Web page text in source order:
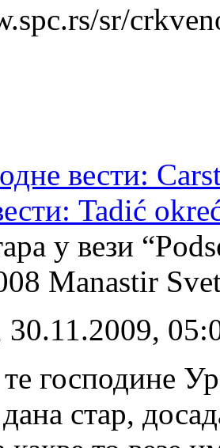
sr/
вести:
Tadić
у вези
Manastir
30.11.2009,
господине
стар,